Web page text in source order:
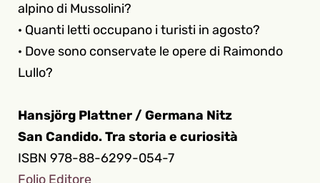
alpino di Mussolini?
· Quanti letti occupano i turisti in agosto?
· Dove sono conservate le opere di Raimondo
Lullo?
Hansjörg Plattner / Germana Nitz
San Candido. Tra storia e curiosità
ISBN 978-88-6299-054-7
Folio Editore